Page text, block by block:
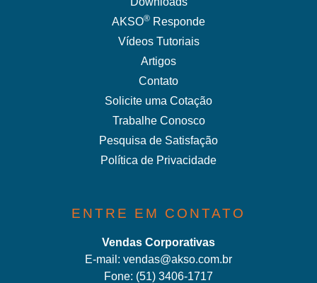
AKSO® Responde
Vídeos Tutoriais
Artigos
Contato
Solicite uma Cotação
Trabalhe Conosco
Pesquisa de Satisfação
Política de Privacidade
ENTRE EM CONTATO
Vendas Corporativas
E-mail: vendas@akso.com.br
Fone: (51) 3406-1717